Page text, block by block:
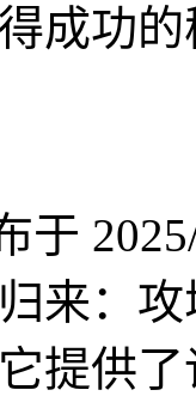
成功
于
来：
提供